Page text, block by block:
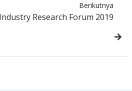
Berikutnya
Industry Research Forum 2019